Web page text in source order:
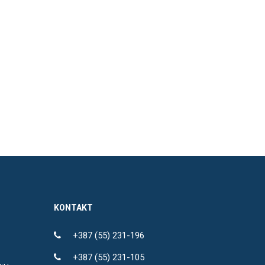
KONTAKT
+387 (55) 231-196
+387 (55) 231-105